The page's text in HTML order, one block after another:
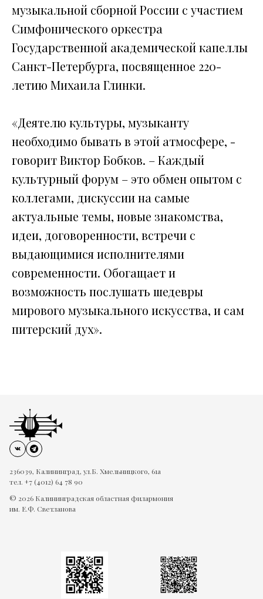
музыкальной сборной России с участием
Симфонического оркестра
Государственной академической капеллы
Санкт-Петербурга, посвященное 220-
летию Михаила Глинки.
«Деятелю культуры, музыканту
необходимо бывать в этой атмосфере, -
говорит Виктор Бобков. – Каждый
культурный форум – это обмен опытом с
коллегами, дискуссии на самые
актуальные темы, новые знакомства,
идеи, договоренности, встречи с
выдающимися исполнителями
современности. Обогащает и
возможность послушать шедевры
мирового музыкального искусства, и сам
питерский дух».
236039, Калининград, ул.Б. Хмельницкого, 61а
тел. +7 (4012) 64 78 90
© 2026 Калининградская областная филармония
им. Е.Ф. Светланова